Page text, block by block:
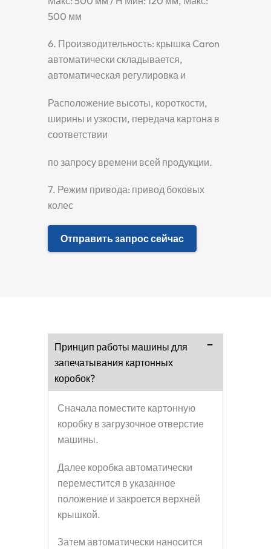
500 мм
6. Производительность: крышка Caron
автоматически складывается,
автоматическая регулировка и
Расположение высоты, короткости,
ширины и узкости, передача картона в
соответствии
по запросу времени всей продукции.
7. Режим привода: привод боковых
колес
Отправить запрос сейчас
Принцип работы машины для
запечатывания картонных
коробок?
Сначала поместите картонную
коробку в загрузочное отверстие
машины.
Далее коробка автоматически
переместится в указанное
положение и закроется верхней
крышкой.
Затем автоматически наносится